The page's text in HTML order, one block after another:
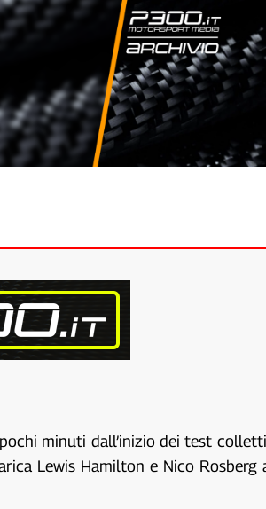
minuti dall’inizio dei test
Lewis Hamilton e Nico Rosberg